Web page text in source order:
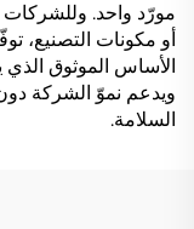
مورّد واحد. وللشركات
أو مكونات التصنيع،
الأساس الموثوق
ويدعم نموّ الشركة دون
السلامة.